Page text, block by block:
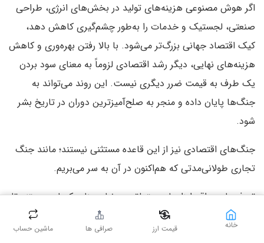
اگر هوش مصنوعی هزینه‌های تولید در بخش‌های انرژی، طراحی
صنعتی، لجستیک و خدمات را به‌طور چشم‌گیری کاهش دهد،
کیک اقتصاد جهانی بزرگ‌تر می‌شود. با بالا رفتن بهره‌وری و کاهش
هزینه‌های نهایی، دیگر رشد اقتصادی لزوماً به معنای سود بردن
یک طرف به قیمت ضرر دیگری نیست. این روند می‌تواند به
جنگ‌ها پایان داده و منجر به صلح‌آمیزترین دوران در تاریخ بشر
شود.
جنگ‌های اقتصادی نیز از این قاعده مستثنی نیستند؛ مانند جنگ
تجاری طولانی‌مدتی که هم‌اکنون در آن به سر می‌بریم.
تعرفه‌ها در واقع ابزارهایی متعلق به دنیای منابع کمیاب هستند تا
از صنایع داخلی در برابر رقابت قیمتی محافظت کنند. اما اگر
هوش مصنوعی باعث سقوط هزینه‌های تولید در همه‌جا شود،
خانه قیمت ارز صرافی ها ماشین حساب